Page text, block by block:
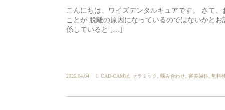
こんにちは、ワイズデンタルキュアです。 さて
ことが 脱離の原因になっているのではないかと
係していると […]
2025.04.04 CAD-CAM冠 セラミック 噛み合わせ 審美歯科 無料